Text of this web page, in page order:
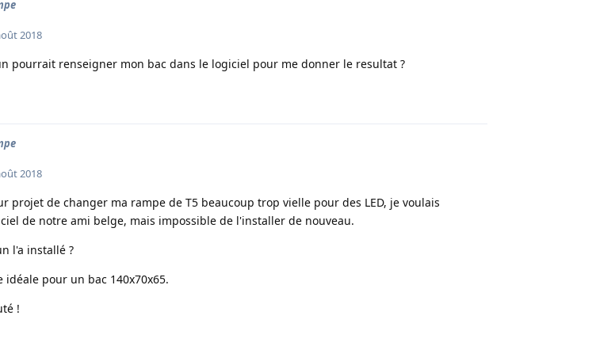
2018
pourrait renseigner mon bac dans le logiciel pour me donner le resultat ?
2018
projet de changer ma rampe de T5 beaucoup trop vielle pour des LED, je voulais
de notre ami belge, mais impossible de l'installer de nouveau.
l'a installé ?
idéale pour un bac 140x70x65.
!